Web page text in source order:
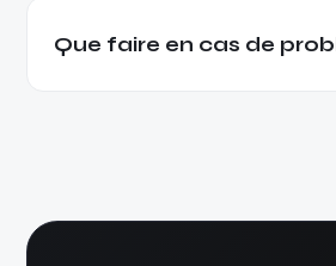
Que faire en cas de